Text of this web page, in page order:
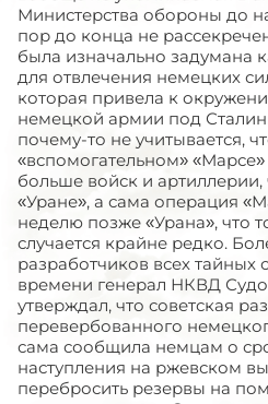
Министерства обороны до
пор до конца не
была изначально задумана
для отвлечения немецких
которая привела к
немецкой армии под
почему-то не учитывается,
«вспомогательном»
больше войск и
«Уране», а сама операция
неделю позже «Урана», что
случается крайне редко.
разработчиков всех тайных
времени генерал НКВД
утверждал, что советская
перевербованного
сама сообщила немцам о
наступления на ржевском
перебросить резервы на